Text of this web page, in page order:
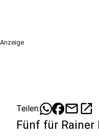
Anzeige
Teilen: mailopen_in_new
Fünf für Rainer